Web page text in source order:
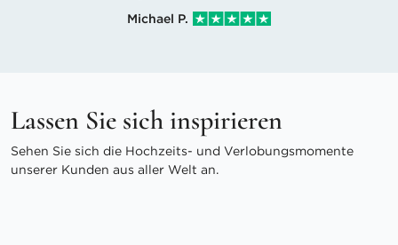
Michael P.
Lassen Sie sich inspirieren
Sehen Sie sich die Hochzeits- und Verlobungsmomente
unserer Kunden aus aller Welt an.